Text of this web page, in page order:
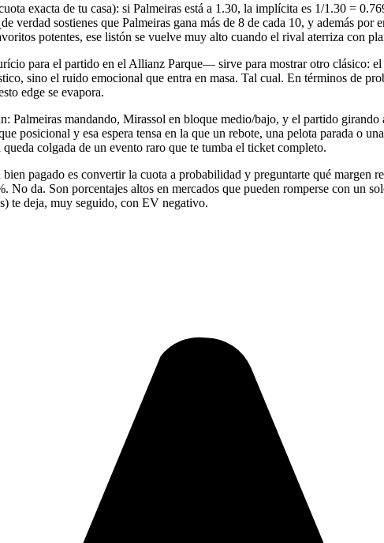
exacta de tu casa): si Palmeiras está a 1.30, la implícita es 1/1.30 =
verdad sostienes que Palmeiras gana más de 8 de cada 10, y además
potentes, ese listón se vuelve muy alto cuando el rival aterriza con
para el partido en el Allianz Parque— sirve para mostrar otro clásico:
sino el ruido emocional que entra en masa. Tal cual. En términos de
edge se evapora.
Palmeiras mandando, Mirassol en bloque medio/bajo, y el partido
posicional y esa espera tensa en la que un rebote, una pelota parada o
colgada de un evento raro que te tumba el ticket completo.
pagado es convertir la cuota a probabilidad y preguntarte qué margen
da. Son porcentajes altos en mercados que pueden romperse con un
te deja, muy seguido, con EV negativo.